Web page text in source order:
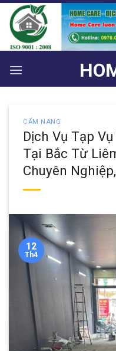
Bỏ
qua
nội
dung
CẨM NANG
Dịch Vụ Tạp
Tại Bắc Từ
Chuyên
12
Th4